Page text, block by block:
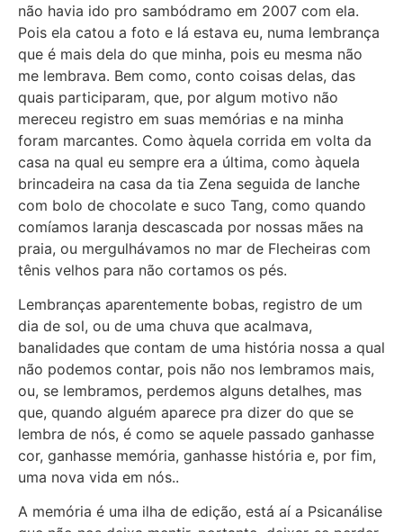
não havia ido pro sambódramo em 2007 com ela.
Pois ela catou a foto e lá estava eu, numa lembrança
que é mais dela do que minha, pois eu mesma não
me lembrava. Bem como, conto coisas delas, das
quais participaram, que, por algum motivo não
mereceu registro em suas memórias e na minha
foram marcantes. Como àquela corrida em volta da
casa na qual eu sempre era a última, como àquela
brincadeira na casa da tia Zena seguida de lanche
com bolo de chocolate e suco Tang, como quando
comíamos laranja descascada por nossas mães na
praia, ou mergulhávamos no mar de Flecheiras com
tênis velhos para não cortamos os pés.
Lembranças aparentemente bobas, registro de um
dia de sol, ou de uma chuva que acalmava,
banalidades que contam de uma história nossa a qual
não podemos contar, pois não nos lembramos mais,
ou, se lembramos, perdemos alguns detalhes, mas
que, quando alguém aparece pra dizer do que se
lembra de nós, é como se aquele passado ganhasse
cor, ganhasse memória, ganhasse história e, por fim,
uma nova vida em nós..
A memória é uma ilha de edição, está aí a Psicanálise